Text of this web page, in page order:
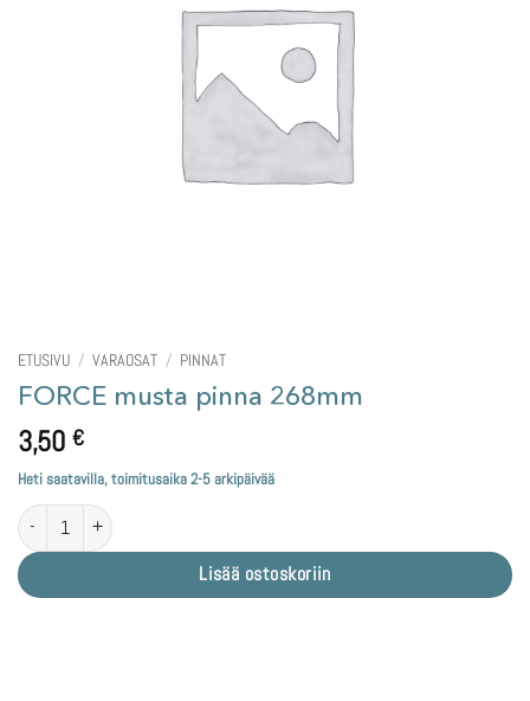
ETUSIVU / VARAOSAT / PINNAT
FORCE musta pinna 268mm
3,50 €
Heti saatavilla, toimitusaika 2-5 arkipäivää
FORCE musta pinna 268mm määrä
Lisää ostoskoriin